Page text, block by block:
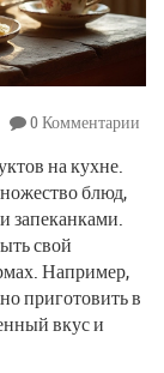
0 Комментарии
на кухне.
блюд,
запеканками.
свой
Например,
приготовить в
вкус и